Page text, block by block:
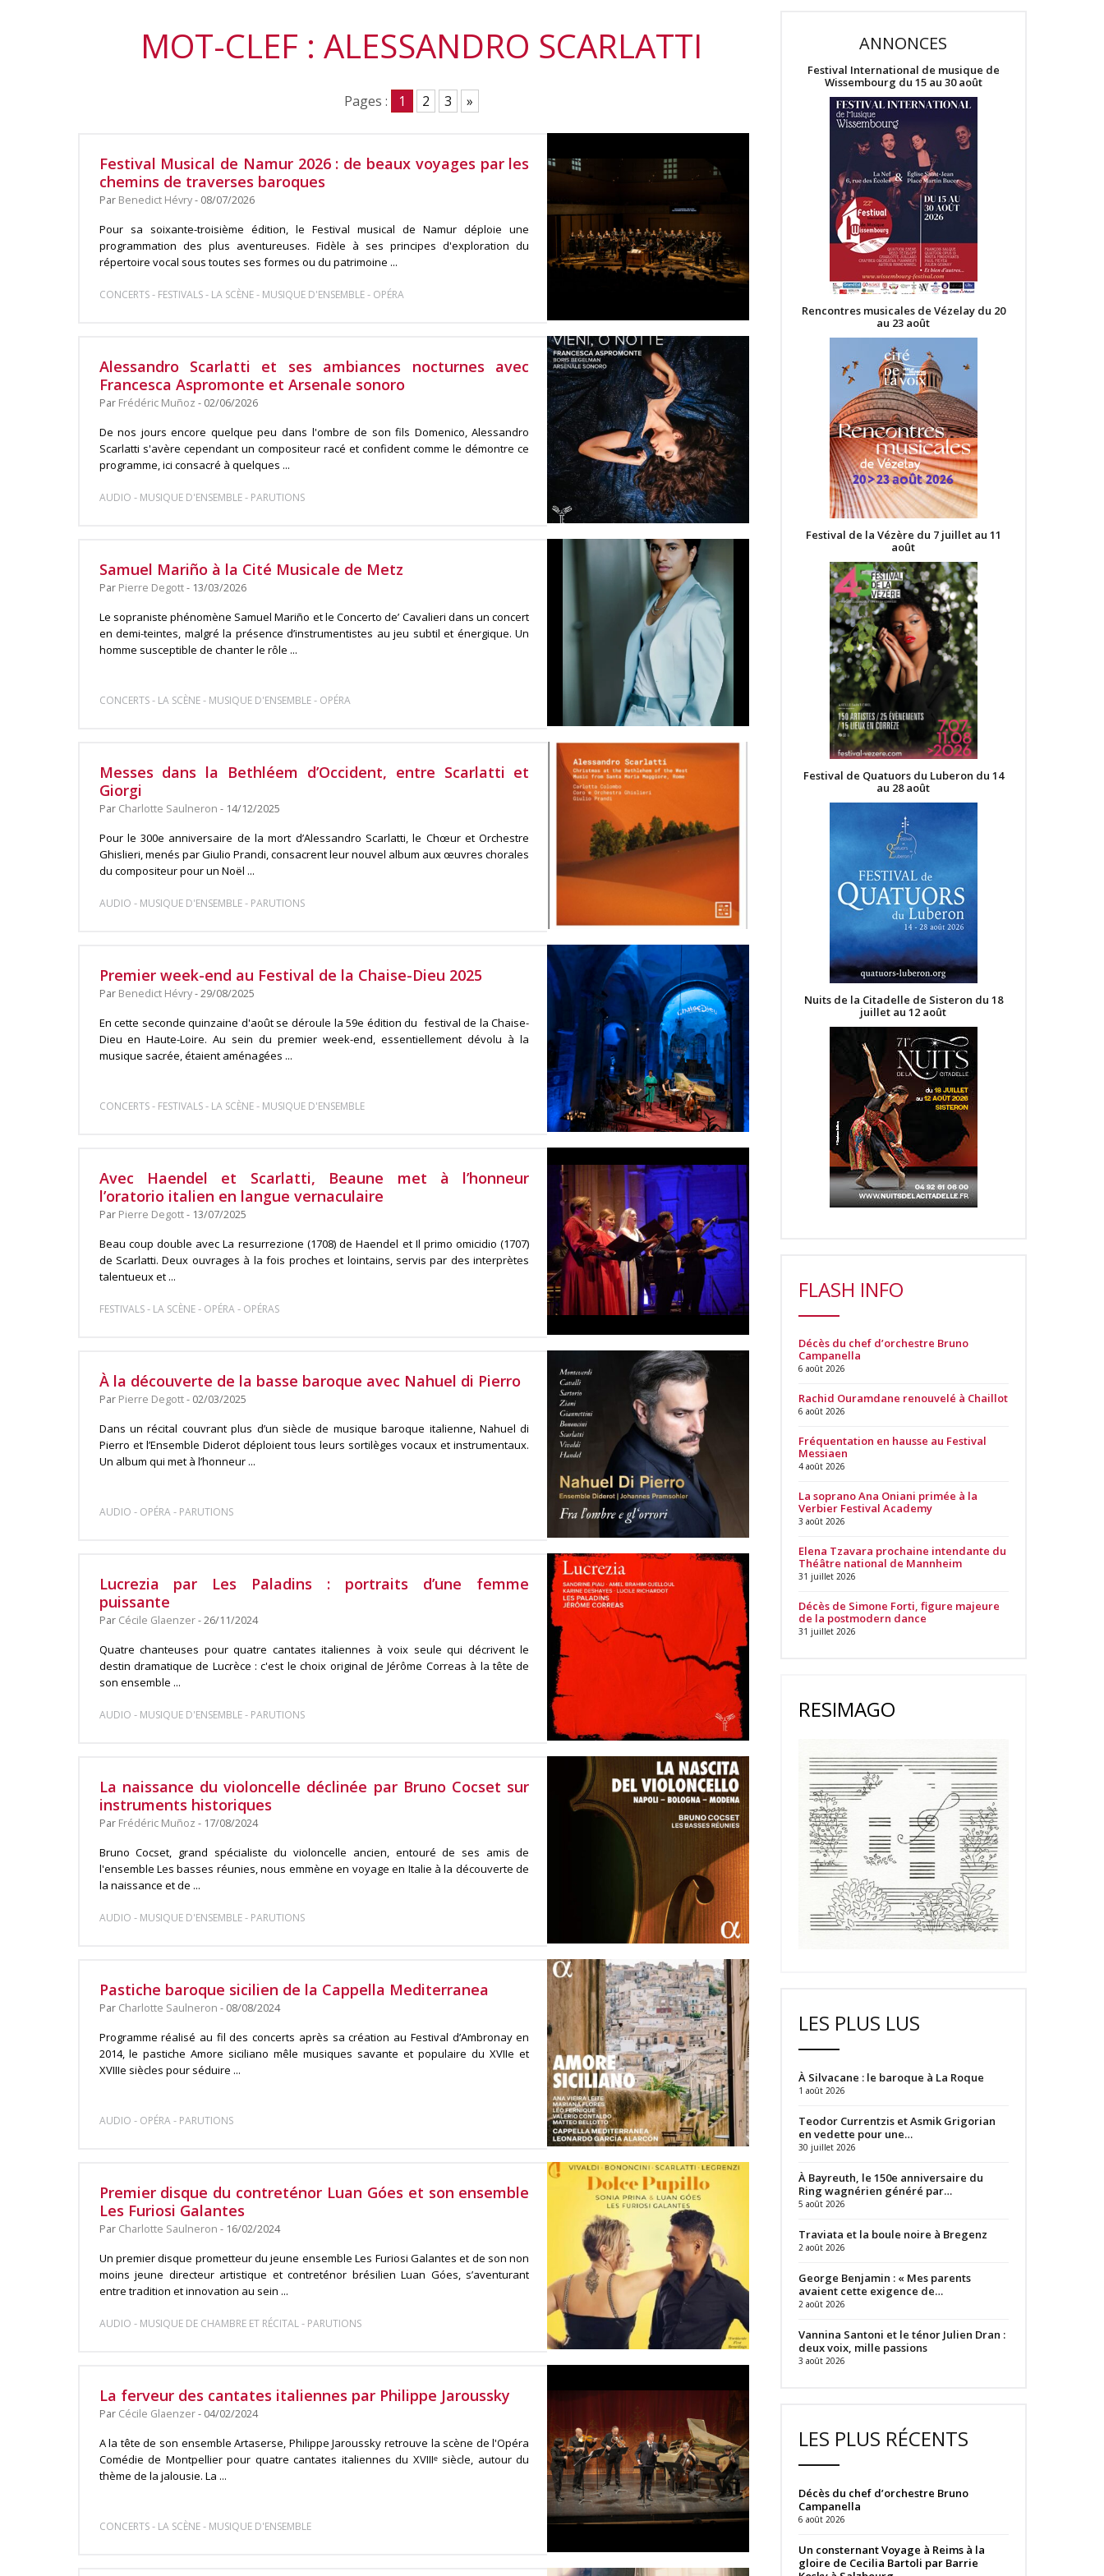
MOT-CLEF : ALESSANDRO SCARLATTI
Pages : 1 2 3 »
Festival Musical de Namur 2026 : de beaux voyages par les
chemins de traverses baroques
Par Benedict Hévry- 08/07/2026
Pour sa soixante-troisième édition, le Festival musical de Namur déploie une
programmation des plus aventureuses. Fidèle à ses principes d'exploration du
répertoire vocal sous toutes ses formes ou du patrimoine ...
CONCERTS- FESTIVALS- LA SCÈNE- MUSIQUE D'ENSEMBLE- OPÉRA
Alessandro Scarlatti et ses ambiances nocturnes avec
Francesca Aspromonte et Arsenale sonoro
Par Frédéric Muñoz - 02/06/2026
De nos jours encore quelque peu dans l'ombre de son fils Domenico, Alessandro
Scarlatti s'avère cependant un compositeur racé et confident comme le démontre ce
programme, ici consacré à quelques ...
AUDIO - MUSIQUE D'ENSEMBLE- PARUTIONS
Samuel Mariño à la Cité Musicale de Metz
Par Pierre Degott- 13/03/2026
Le sopraniste phénomène Samuel Mariño et le Concerto de’ Cavalieri dans un concert
en demi-teintes, malgré la présence d’instrumentistes au jeu subtil et énergique. Un
homme susceptible de chanter le rôle ...
CONCERTS- LA SCÈNE- MUSIQUE D'ENSEMBLE- OPÉRA
Messes dans la Bethléem d’Occident, entre Scarlatti et
Giorgi
Par Charlotte Saulneron - 14/12/2025
Pour le 300e anniversaire de la mort d’Alessandro Scarlatti, le Chœur et Orchestre
Ghislieri, menés par Giulio Prandi, consacrent leur nouvel album aux œuvres chorales
du compositeur pour un Noël ...
AUDIO - MUSIQUE D'ENSEMBLE- PARUTIONS
Premier week-end au Festival de la Chaise-Dieu 2025
Par Benedict Hévry- 29/08/2025
En cette seconde quinzaine d'août se déroule la 59e édition du festival de la Chaise-
Dieu en Haute-Loire. Au sein du premier week-end, essentiellement dévolu à la
musique sacrée, étaient aménagées ...
CONCERTS- FESTIVALS- LA SCÈNE- MUSIQUE D'ENSEMBLE
Avec Haendel et Scarlatti, Beaune met à l’honneur
l’oratorio italien en langue vernaculaire
Par Pierre Degott- 13/07/2025
Beau coup double avec La resurrezione (1708) de Haendel et Il primo omicidio (1707)
de Scarlatti. Deux ouvrages à la fois proches et lointains, servis par des interprètes
talentueux et ...
FESTIVALS- LA SCÈNE- OPÉRA- OPÉRAS
À la découverte de la basse baroque avec Nahuel di Pierro
Par Pierre Degott- 02/03/2025
Dans un récital couvrant plus d’un siècle de musique baroque italienne, Nahuel di
Pierro et l’Ensemble Diderot déploient tous leurs sortilèges vocaux et instrumentaux.
Un album qui met à l’honneur ...
AUDIO - OPÉRA- PARUTIONS
Lucrezia par Les Paladins : portraits d’une femme
puissante
Par Cécile Glaenzer- 26/11/2024
Quatre chanteuses pour quatre cantates italiennes à voix seule qui décrivent le
destin dramatique de Lucrèce : c'est le choix original de Jérôme Correas à la tête de
son ensemble ...
AUDIO - MUSIQUE D'ENSEMBLE- PARUTIONS
La naissance du violoncelle déclinée par Bruno Cocset sur
instruments historiques
Par Frédéric Muñoz - 17/08/2024
Bruno Cocset, grand spécialiste du violoncelle ancien, entouré de ses amis de
l'ensemble Les basses réunies, nous emmène en voyage en Italie à la découverte de
la naissance et de ...
AUDIO - MUSIQUE D'ENSEMBLE- PARUTIONS
Pastiche baroque sicilien de la Cappella Mediterranea
Par Charlotte Saulneron - 08/08/2024
Programme réalisé au fil des concerts après sa création au Festival d’Ambronay en
2014, le pastiche Amore siciliano mêle musiques savante et populaire du XVIIe et
XVIIIe siècles pour séduire ...
AUDIO - OPÉRA- PARUTIONS
Premier disque du contreténor Luan Góes et son ensemble
Les Furiosi Galantes
Par Charlotte Saulneron - 16/02/2024
Un premier disque prometteur du jeune ensemble Les Furiosi Galantes et de son non
moins jeune directeur artistique et contreténor brésilien Luan Góes, s’aventurant
entre tradition et innovation au sein ...
AUDIO - MUSIQUE DE CHAMBRE ET RÉCITAL- PARUTIONS
La ferveur des cantates italiennes par Philippe Jaroussky
Par Cécile Glaenzer- 04/02/2024
A la tête de son ensemble Artaserse, Philippe Jaroussky retrouve la scène de l'Opéra
Comédie de Montpellier pour quatre cantates italiennes du XVIIIᵉ siècle, autour du
thème de la jalousie. La ...
CONCERTS- LA SCÈNE- MUSIQUE D'ENSEMBLE
ANNONCES
Festival International de musique de
Wissembourg du 15 au 30 août
Rencontres musicales de Vézelay du 20
au 23 août
Festival de la Vézère du 7 juillet au 11
août
Festival de Quatuors du Luberon du 14
au 28 août
Nuits de la Citadelle de Sisteron du 18
juillet au 12 août
FLASH INFO
Décès du chef d’orchestre Bruno
Campanella
6 août 2026
Rachid Ouramdane renouvelé à Chaillot
6 août 2026
Fréquentation en hausse au Festival
Messiaen
4 août 2026
La soprano Ana Oniani primée à la
Verbier Festival Academy
3 août 2026
Elena Tzavara prochaine intendante du
Théâtre national de Mannheim
31 juillet 2026
Décès de Simone Forti, figure majeure
de la postmodern dance
31 juillet 2026
RESIMAGO
LES PLUS LUS
À Silvacane : le baroque à La Roque
1 août 2026
Teodor Currentzis et Asmik Grigorian
en vedette pour une…
30 juillet 2026
À Bayreuth, le 150e anniversaire du
Ring wagnérien généré par…
5 août 2026
Traviata et la boule noire à Bregenz
2 août 2026
George Benjamin : « Mes parents
avaient cette exigence de…
2 août 2026
Vannina Santoni et le ténor Julien Dran :
deux voix, mille passions
3 août 2026
LES PLUS RÉCENTS
Décès du chef d’orchestre Bruno
Campanella
6 août 2026
Un consternant Voyage à Reims à la
gloire de Cecilia Bartoli par Barrie